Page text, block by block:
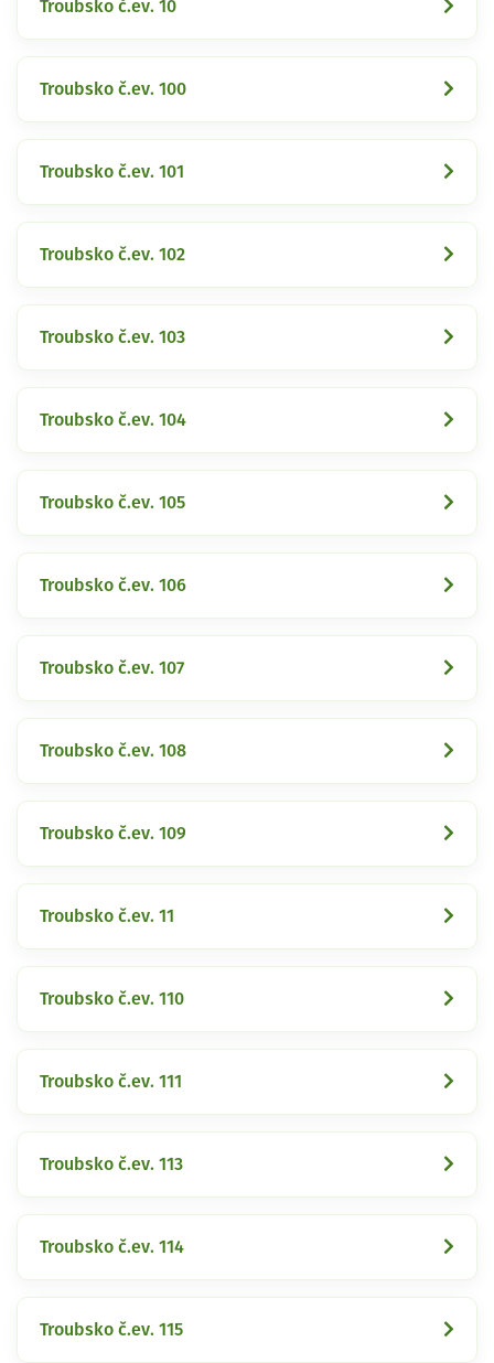
Troubsko č.ev. 10
Troubsko č.ev. 100
Troubsko č.ev. 101
Troubsko č.ev. 102
Troubsko č.ev. 103
Troubsko č.ev. 104
Troubsko č.ev. 105
Troubsko č.ev. 106
Troubsko č.ev. 107
Troubsko č.ev. 108
Troubsko č.ev. 109
Troubsko č.ev. 11
Troubsko č.ev. 110
Troubsko č.ev. 111
Troubsko č.ev. 113
Troubsko č.ev. 114
Troubsko č.ev. 115